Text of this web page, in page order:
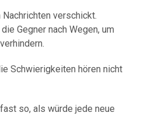
verschickt.
Gegner nach Wegen, um
Schwierigkeiten hören nicht
so, als würde jede neue